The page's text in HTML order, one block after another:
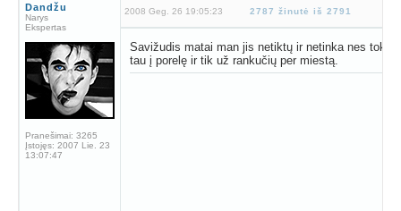
Dandžu
Narys
Ekspertas
Pranešimai: 3265
Įstojęs: 2007 Lie. 23
13:07:47
2008 Geg. 26 19:05:23 2787 žinutė iš 2791
Savižudis matai man jis netiktų ir netinka nes
tau į porelę ir tik už rankučių per miestą.